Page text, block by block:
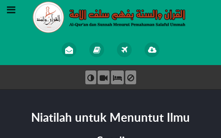
Niatilah untuk Menuntut Ilmu